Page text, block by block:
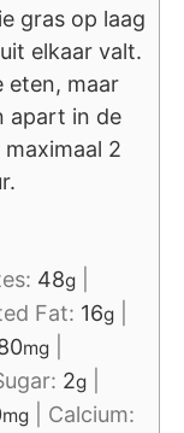
gras op laag
elkaar valt.
eten, maar
apart in de
2
48g
Fat: 16g
mg
2g
mg
Calcium: